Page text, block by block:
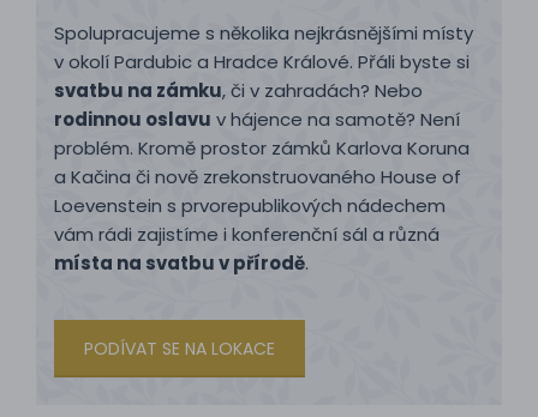
Spolupracujeme s několika nejkrásnějšími místy
v okolí Pardubic a Hradce Králové. Přáli byste si
svatbu na zámku, či v zahradách? Nebo
rodinnou oslavu v hájence na samotě? Není
problém. Kromě prostor zámků Karlova Koruna
a Kačina či nově zrekonstruovaného House of
Loevenstein s prvorepublikových nádechem
vám rádi zajistíme i konferenční sál a různá
místa na svatbu v přírodě.
PODÍVAT SE NA LOKACE